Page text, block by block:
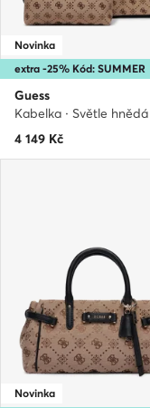
extra -25% Kód: SUMMER
Novinka
Guess
Kabelka · Světle hnědá
4 149 Kč
Novinka